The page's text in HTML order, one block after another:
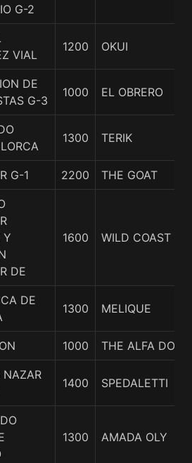
G-2
VIAL
1200 OKUI
DE
G-3
1000 EL OBRERO
1300 TERIK
G-1 2200 THE GOAT
Y
DE
1600 WILD COAST
DE
1300 MELIQUE
1000 THE ALFA DOS
NAZAR
1400 SPEDALETTI
1300 AMADA OLY